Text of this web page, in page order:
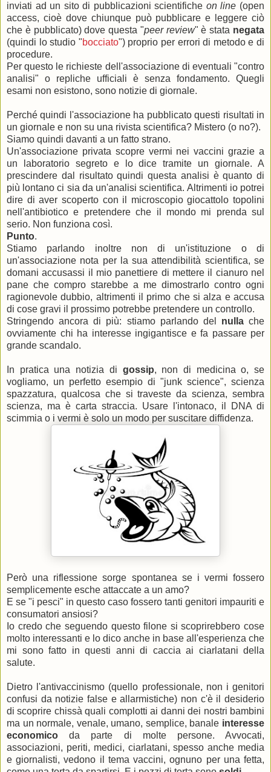
inviati ad un sito di pubblicazioni scientifiche on line (open
access, cioè dove chiunque può pubblicare e leggere ciò
che è pubblicato) dove questa "peer review" è stata negata
(quindi lo studio "bocciato") proprio per errori di metodo e di
procedure.
Per questo le richieste dell'associazione di eventuali "contro
analisi" o repliche ufficiali è senza fondamento. Quegli
esami non esistono, sono notizie di giornale.
Perché quindi l'associazione ha pubblicato questi risultati in
un giornale e non su una rivista scientifica? Mistero (o no?).
Siamo quindi davanti a un fatto strano.
Un'associazione privata scopre vermi nei vaccini grazie a
un laboratorio segreto e lo dice tramite un giornale. A
prescindere dal risultato quindi questa analisi è quanto di
più lontano ci sia da un'analisi scientifica. Altrimenti io potrei
dire di aver scoperto con il microscopio giocattolo topolini
nell'antibiotico e pretendere che il mondo mi prenda sul
serio. Non funziona così.
Punto.
Stiamo parlando inoltre non di un'istituzione o di
un'associazione nota per la sua attendibilità scientifica, se
domani accusassi il mio panettiere di mettere il cianuro nel
pane che compro starebbe a me dimostrarlo contro ogni
ragionevole dubbio, altrimenti il primo che si alza e accusa
di cose gravi il prossimo potrebbe pretendere un controllo.
Stringendo ancora di più: stiamo parlando del nulla che
ovviamente chi ha interesse ingigantisce e fa passare per
grande scandalo.
In pratica una notizia di gossip, non di medicina o, se
vogliamo, un perfetto esempio di "junk science", scienza
spazzatura, qualcosa che si traveste da scienza, sembra
scienza, ma è carta straccia. Usare l'intonaco, il DNA di
scimmia o i vermi è solo un modo per suscitare diffidenza.
Però una riflessione sorge spontanea se i vermi fossero
semplicemente esche attaccate a un amo?
E se "i pesci" in questo caso fossero tanti genitori impauriti e
consumatori ansiosi?
Io credo che seguendo questo filone si scoprirebbero cose
molto interessanti e lo dico anche in base all'esperienza che
mi sono fatto in questi anni di caccia ai ciarlatani della
salute.
Dietro l'antivaccinismo (quello professionale, non i genitori
confusi da notizie false e allarmistiche) non c'è il desiderio
di scoprire chissà quali complotti ai danni dei nostri bambini
ma un normale, venale, umano, semplice, banale interesse
economico da parte di molte persone. Avvocati,
associazioni, periti, medici, ciarlatani, spesso anche media
e giornalisti, vedono il tema vaccini, ognuno per una fetta,